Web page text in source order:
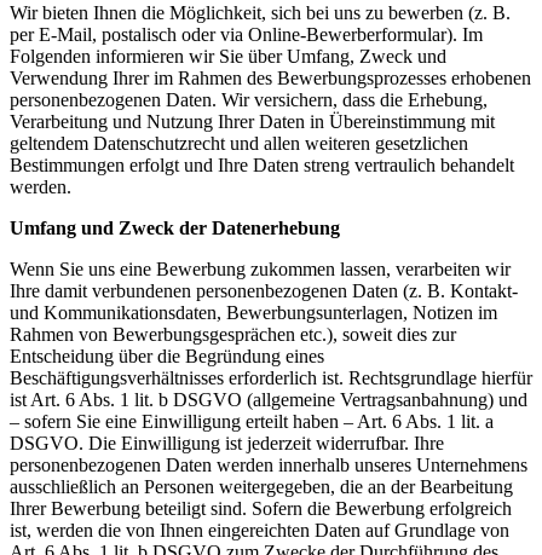
Wir bieten Ihnen die Möglichkeit, sich bei uns zu bewerben (z. B.
per E-Mail, postalisch oder via Online-Bewerberformular). Im
Folgenden informieren wir Sie über Umfang, Zweck und
Verwendung Ihrer im Rahmen des Bewerbungsprozesses erhobenen
personenbezogenen Daten. Wir versichern, dass die Erhebung,
Verarbeitung und Nutzung Ihrer Daten in Übereinstimmung mit
geltendem Datenschutzrecht und allen weiteren gesetzlichen
Bestimmungen erfolgt und Ihre Daten streng vertraulich behandelt
werden.
Umfang und Zweck der Datenerhebung
Wenn Sie uns eine Bewerbung zukommen lassen, verarbeiten wir
Ihre damit verbundenen personenbezogenen Daten (z. B. Kontakt-
und Kommunikationsdaten, Bewerbungsunterlagen, Notizen im
Rahmen von Bewerbungsgesprächen etc.), soweit dies zur
Entscheidung über die Begründung eines
Beschäftigungsverhältnisses erforderlich ist. Rechtsgrundlage hierfür
ist Art. 6 Abs. 1 lit. b DSGVO (allgemeine Vertragsanbahnung) und
– sofern Sie eine Einwilligung erteilt haben – Art. 6 Abs. 1 lit. a
DSGVO. Die Einwilligung ist jederzeit widerrufbar. Ihre
personenbezogenen Daten werden innerhalb unseres Unternehmens
ausschließlich an Personen weitergegeben, die an der Bearbeitung
Ihrer Bewerbung beteiligt sind. Sofern die Bewerbung erfolgreich
ist, werden die von Ihnen eingereichten Daten auf Grundlage von